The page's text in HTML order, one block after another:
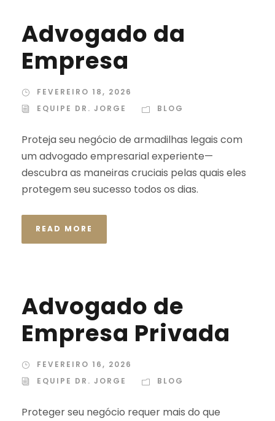
Advogado da
Empresa
FEVEREIRO 18, 2026
EQUIPE DR. JORGE
BLOG
Proteja seu negócio de armadilhas legais com
um advogado empresarial experiente—
descubra as maneiras cruciais pelas quais eles
protegem seu sucesso todos os dias.
READ MORE
Advogado de
Empresa Privada
FEVEREIRO 16, 2026
EQUIPE DR. JORGE
BLOG
Proteger seu negócio requer mais do que